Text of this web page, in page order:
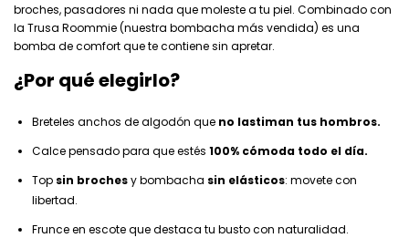
broches, pasadores ni nada que moleste a tu piel. Combinado con
la Trusa Roommie (nuestra bombacha más vendida) es una
bomba de comfort que te contiene sin apretar.
¿Por qué elegirlo?
Breteles anchos de algodón que no lastiman tus hombros.
Calce pensado para que estés 100% cómoda todo el día.
Top sin brochesy bombacha sin elásticos: movete con
libertad.
Frunce en escote que destaca tu busto con naturalidad.